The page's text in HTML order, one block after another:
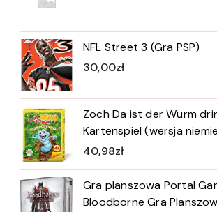
NFL Street 3 (Gra PSP)
30,00zł
Zoch Da ist der Wurm
Kartenspiel (wersja
40,98zł
Gra planszowa Portal
Bloodborne Gra